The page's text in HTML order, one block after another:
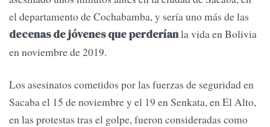
el departamento de Cochabamba, y sería uno más de las
decenas de jóvenes que perderíanla vida en Bolivia
en noviembre de 2019.
Los asesinatos cometidos por las fuerzas de seguridad en
Sacaba el 15 de noviembre y el 19 en Senkata, en El Alto,
en las protestas tras el golpe, fueron consideradas como